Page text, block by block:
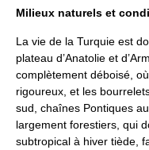
Milieux naturels et
La vie de la Turquie est
plateau d’Anatolie et
complètement déboisé,
rigoureux, et les
sud, chaînes Pontiques
largement forestiers, qui
subtropical à hiver tiède,